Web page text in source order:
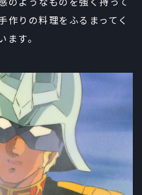
作りの料理をふるまってく
す。